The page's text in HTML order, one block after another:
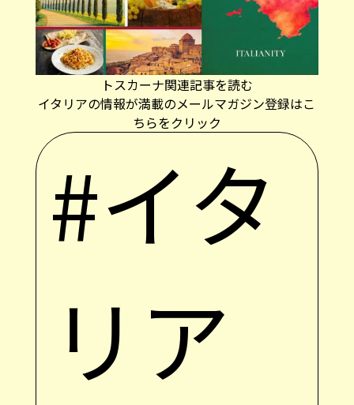
トスカーナ関連記事を読む
イタリアの情報が満載のメールマガジン登録はこ
ちらをクリック
#イタ
リア